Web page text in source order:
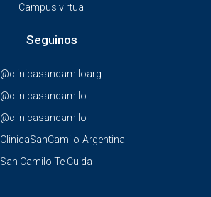
Campus virtual
Seguinos
@clinicasancamiloarg
@clinicasancamilo
@clinicasancamilo
ClinicaSanCamilo-Argentina
San Camilo Te Cuida